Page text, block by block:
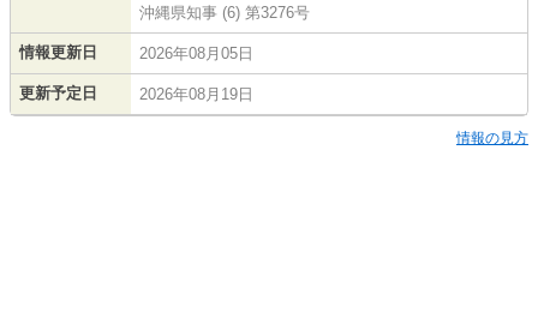
沖縄県知事 (6) 第3276号
情報更新日 2026年08月05日
更新予定日 2026年08月19日
情報の見方